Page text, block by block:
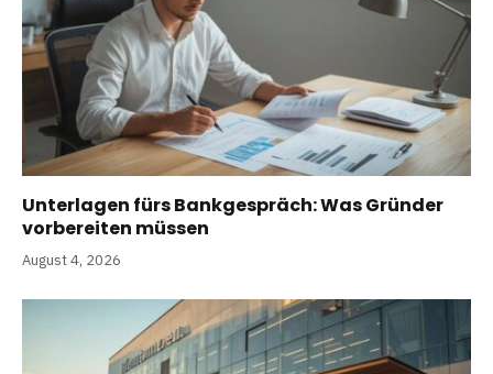
Unterlagen fürs Bankgespräch: Was Gründer
vorbereiten müssen
August 4, 2026